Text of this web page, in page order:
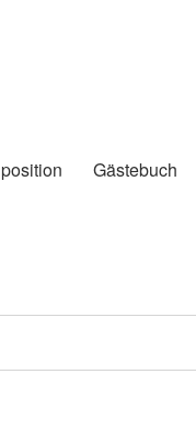
position Gästebuch